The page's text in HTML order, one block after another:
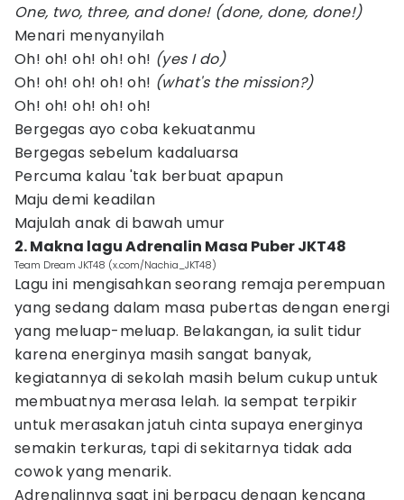
One, two, three, and done! (done, done, done!)
Menari menyanyilah
Oh! oh! oh! oh! oh! (yes I do)
Oh! oh! oh! oh! oh! (what's the mission?)
Oh! oh! oh! oh! oh!
Bergegas ayo coba kekuatanmu
Bergegas sebelum kadaluarsa
Percuma kalau 'tak berbuat apapun
Maju demi keadilan
Majulah anak di bawah umur
2. Makna lagu Adrenalin Masa Puber JKT48
Team Dream JKT48 (x.com/Nachia_JKT48)
Lagu ini mengisahkan seorang remaja perempuan
yang sedang dalam masa pubertas dengan energi
yang meluap-meluap. Belakangan, ia sulit tidur
karena energinya masih sangat banyak,
kegiatannya di sekolah masih belum cukup untuk
membuatnya merasa lelah. Ia sempat terpikir
untuk merasakan jatuh cinta supaya energinya
semakin terkuras, tapi di sekitarnya tidak ada
cowok yang menarik.
Adrenalinnya saat ini berpacu dengan kencang